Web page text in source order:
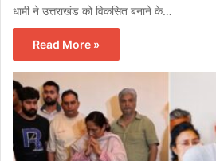
धामी ने उत्तराखंड को विकसित बनाने के…
Read More »